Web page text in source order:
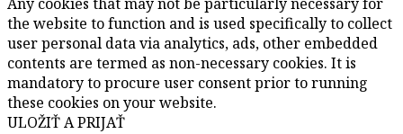
the website to function and is used specifically to collect
user personal data via analytics, ads, other embedded
contents are termed as non-necessary cookies. It is
mandatory to procure user consent prior to running
these cookies on your website.
ULOŽIŤ A PRIJAŤ